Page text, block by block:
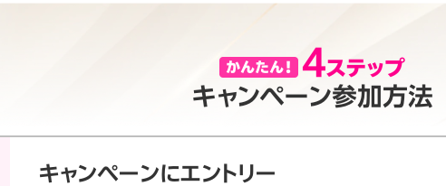
キャンペーン参加方法
キャンペーンにエントリー